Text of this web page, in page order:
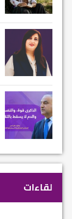
لقاءات